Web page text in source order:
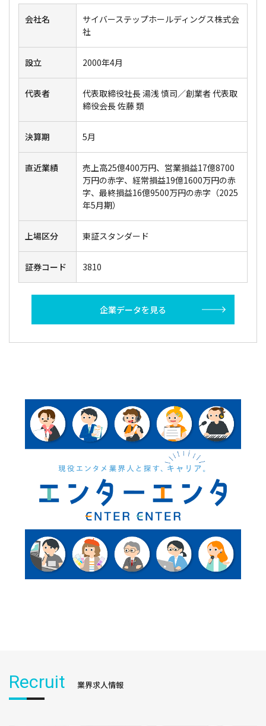
会社名
サイバーステップホールディングス株式会
社
設立 2000年4月
代表者
代表取締役社長 湯浅 慎司／創業者 代表取
締役会長 佐藤 類
決算期 5月
直近業績
売上高25億400万円、営業損益17億8700
万円の赤字、経常損益19億1600万円の赤
字、最終損益16億9500万円の赤字（2025
年5月期）
上場区分 東証スタンダード
証券コード 3810
企業データを見る
Recruit 業界求人情報